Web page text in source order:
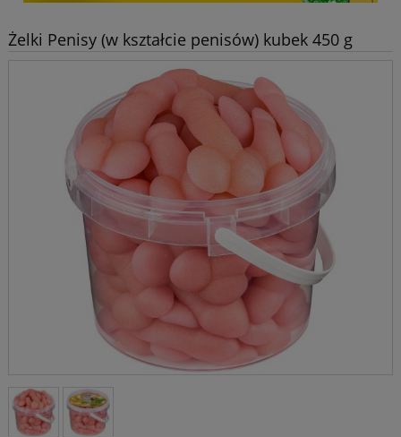
Żelki Penisy (w kształcie penisów) kubek 450 g